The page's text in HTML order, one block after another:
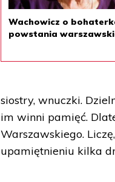
Wachowicz o
powstania
siostry, wnuczki.
im winni pamięć.
Warszawskiego.
upamiętnieniu kilka